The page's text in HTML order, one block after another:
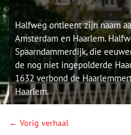
Halfweg ontleent zijn naam
Amsterdam en Haarlem.
Spaarndammerdijk, die
de nog niet ingepolderde
1632 verbond de
Haarlem.
← Vorig verhaal